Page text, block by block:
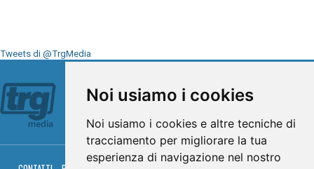
Noi usiamo i cookies
Noi usiamo i cookies e altre tecniche di
tracciamento per migliorare la tua
esperienza di navigazione nel nostro
Tweets di @TrgMedia